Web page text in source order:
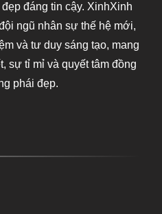
đáng tin cậy. XinhXinh
ngũ nhân sự thế hệ mới,
và tư duy sáng tạo, mang
sự tỉ mỉ và quyết tâm đồng
phái đẹp.